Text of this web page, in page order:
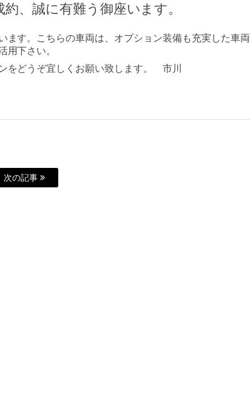
、誠に有難う御座います。
ます。こちらの車両は、オプション装備も充実した車両
用下さい。
をどうぞ宜しくお願い致します。 市川
次の記事